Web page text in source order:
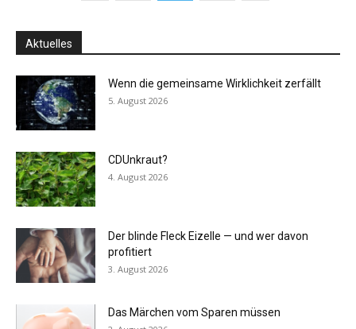
Aktuelles
Wenn die gemeinsame Wirklichkeit zerfällt
5. August 2026
CDUnkraut?
4. August 2026
Der blinde Fleck Eizelle — und wer davon
profitiert
3. August 2026
Das Märchen vom Sparen müssen